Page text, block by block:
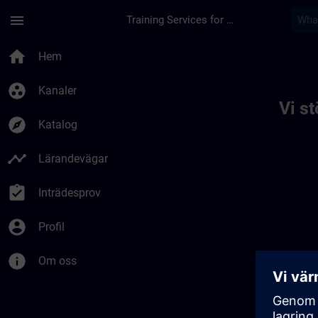
menu Training Services for Digital Industries
home Hem
group_work Kanaler
explore Katalog
timeline Lärandevägar
assignment_turned_in Inträdesprov
account_circle Profil
info Om oss
Vi